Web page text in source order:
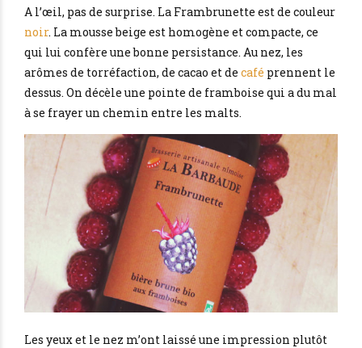
A l’œil, pas de surprise. La Frambrunette est de couleur
noir. La mousse beige est homogène et compacte, ce
qui lui confère une bonne persistance. Au nez, les
arômes de torréfaction, de cacao et de café prennent le
dessus. On décèle une pointe de framboise qui a du mal
à se frayer un chemin entre les malts.
Les yeux et le nez m’ont laissé une impression plutôt